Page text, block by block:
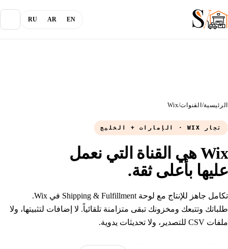
EN
AR
RU
الخدمات
القنوات
تسجيل الدخول
الرئيسية/ القنوات/
Wix
تجار WIX · الإمارات + الخليج
Wix هي القناة التي نعمل
عليها بأعلى ثقة.
تكامل جاهز للإنتاج مع لوحة Shipping & Fulfillment في Wix.
طلباتك وتتبعك ومخزونك تبقى متزامنة تلقائياً. لا إضافات لتثبيتها، ولا
ملفات CSV للتصدير، ولا تحديثات يدوية.